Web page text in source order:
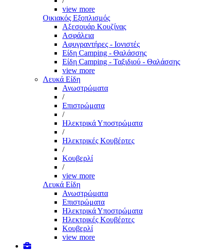
view more
Οικιακός Εξοπλισμός
Αξεσουάρ Κουζίνας
Ασφάλεια
Αφυγραντήρες - Ιονιστές
Είδη Camping - Θαλάσσης
Είδη Camping - Ταξιδιού - Θαλάσσης
view more
Λευκά Είδη
Ανωστρώματα
/
Επιστρώματα
/
Ηλεκτρικά Υποστρώματα
/
Ηλεκτρικές Κουβέρτες
/
Κουβερλί
/
view more
Λευκά Είδη
Ανωστρώματα
Επιστρώματα
Ηλεκτρικά Υποστρώματα
Ηλεκτρικές Κουβέρτες
Κουβερλί
view more